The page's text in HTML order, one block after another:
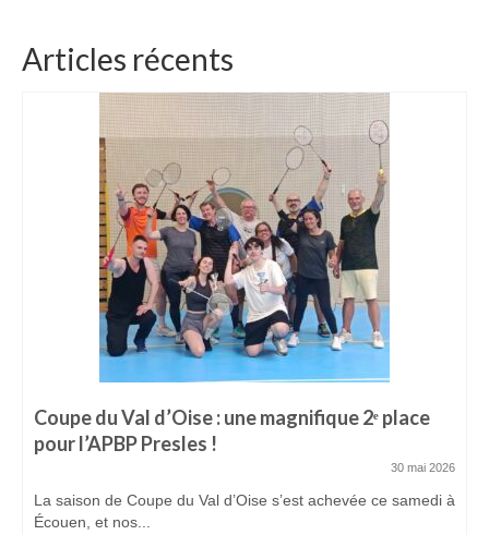
Articles récents
Coupe du Val d’Oise : une magnifique 2ᵉ place
pour l’APBP Presles !
30 mai 2026
La saison de Coupe du Val d’Oise s’est achevée ce samedi à
Écouen, et nos...